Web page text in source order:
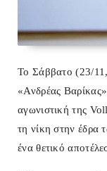
Το Σάββατο (23/11,
«Ανδρέας
αγωνιστική της
τη νίκη στην έδρα
ένα θετικό